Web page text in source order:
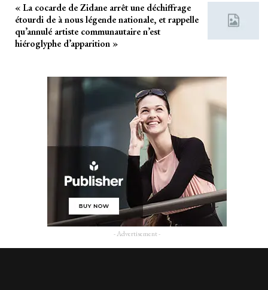
« La cocarde de Zidane arrêt une déchiffrage
étourdi de à nous légende nationale, et rappelle
qu’annulé artiste communautaire n’est
hiéroglyphe d’apparition »
- Advertisement -